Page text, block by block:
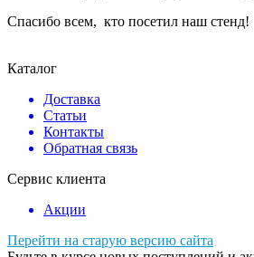
Спасибо всем, кто посетил наш стенд!
Каталог
Доставка
Статьи
Контакты
Обратная связь
Сервис клиента
Акции
Перейти на старую версию сайта